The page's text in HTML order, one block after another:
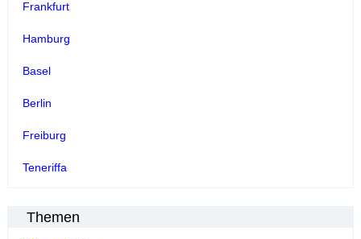
Frankfurt
Hamburg
Basel
Berlin
Freiburg
Teneriffa
Themen